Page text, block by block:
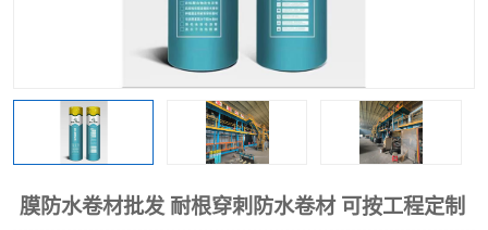
膜防水卷材批发 耐根穿刺防水卷材 可按工程定制